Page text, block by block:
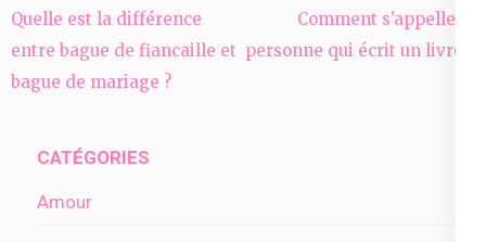
Navigation
de
l’article
Quelle est la différence
entre bague de fiancaille et
bague de mariage ?
Comment s’appelle la
personne qui écrit un livre ?
CATÉGORIES
Amour